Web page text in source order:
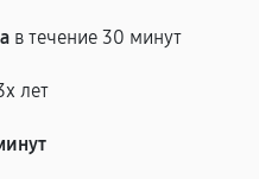
в течение 30 минут
лет